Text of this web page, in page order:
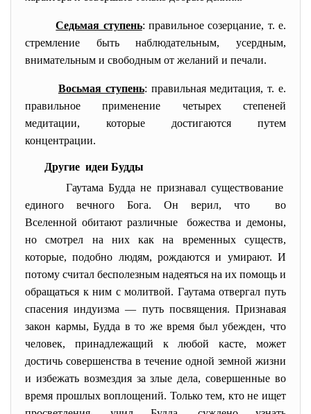
Седьмая ступень: правильное созерцание, т. е.
стремление быть наблюдательным, усердным,
внимательным и свободным от желаний и печали.
Восьмая ступень: правильная медитация, т. е.
правильное применение четырех степеней
медитации, которые достигаются путем
концентрации.
Другие идеи Будды
Гаутама Будда не признавал существование
единого вечного Бога. Он верил, что во
Вселенной обитают различные божества и демоны,
но смотрел на них как на временных существ,
которые, подобно людям, рождаются и умирают. И
потому считал бесполезным надеяться на их помощь и
обращаться к ним с молитвой. Гаутама отвергал путь
спасения индуизма — путь посвящения. Признавая
закон кармы, Будда в то же время был убежден, что
человек, принадлежащий к любой касте, может
достичь совершенства в течение одной земной жизни
и избежать возмездия за злые дела, совершенные во
время прошлых воплощений. Только тем, кто не ищет